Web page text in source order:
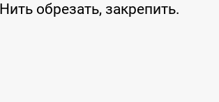
обрезать, закрепить.